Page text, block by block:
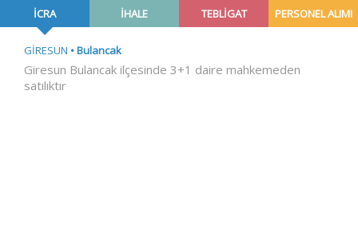
İCRA İHALE TEBLİGAT PERSONEL ALIMI
GİRESUN Bulancak
Giresun Bulancak ilçesinde 3+1 daire mahkemeden
satılıktır